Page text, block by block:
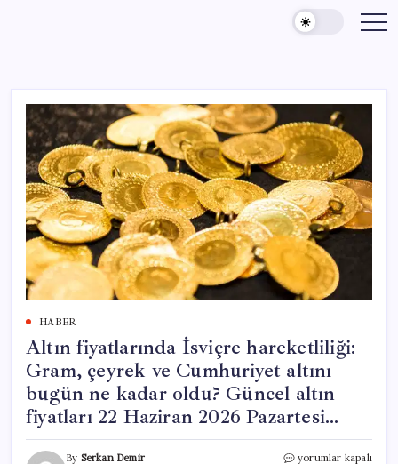
content
HABER
Altın fiyatlarında İsviçre hareketliliği:
Gram, çeyrek ve Cumhuriyet altını
bugün ne kadar oldu? Güncel altın
fiyatları 22 Haziran 2026 Pazartesi…
By Serkan Demir
Altın
yorumlar kapalı